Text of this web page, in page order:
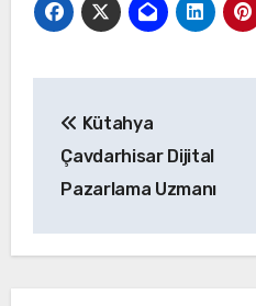
gezinmesi
Kütahya
Çavdarhisar Dijital
Pazarlama Uzmanı